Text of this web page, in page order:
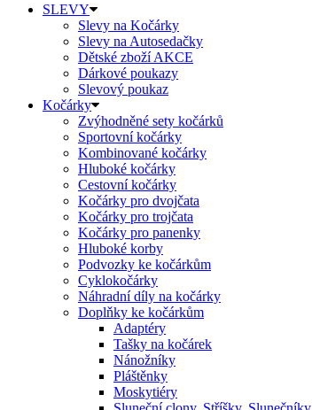
SLEVY
Slevy na Kočárky
Slevy na Autosedačky
Dětské zboží AKCE
Dárkové poukazy
Slevový poukaz
Kočárky
Zvýhodněné sety kočárků
Sportovní kočárky
Kombinované kočárky
Hluboké kočárky
Cestovní kočárky
Kočárky pro dvojčata
Kočárky pro trojčata
Kočárky pro panenky
Hluboké korby
Podvozky ke kočárkům
Cyklokočárky
Náhradní díly na kočárky
Doplňky ke kočárkům
Adaptéry
Tašky na kočárek
Nánožníky
Pláštěnky
Moskytiéry